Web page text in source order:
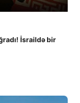
İsraildə bir